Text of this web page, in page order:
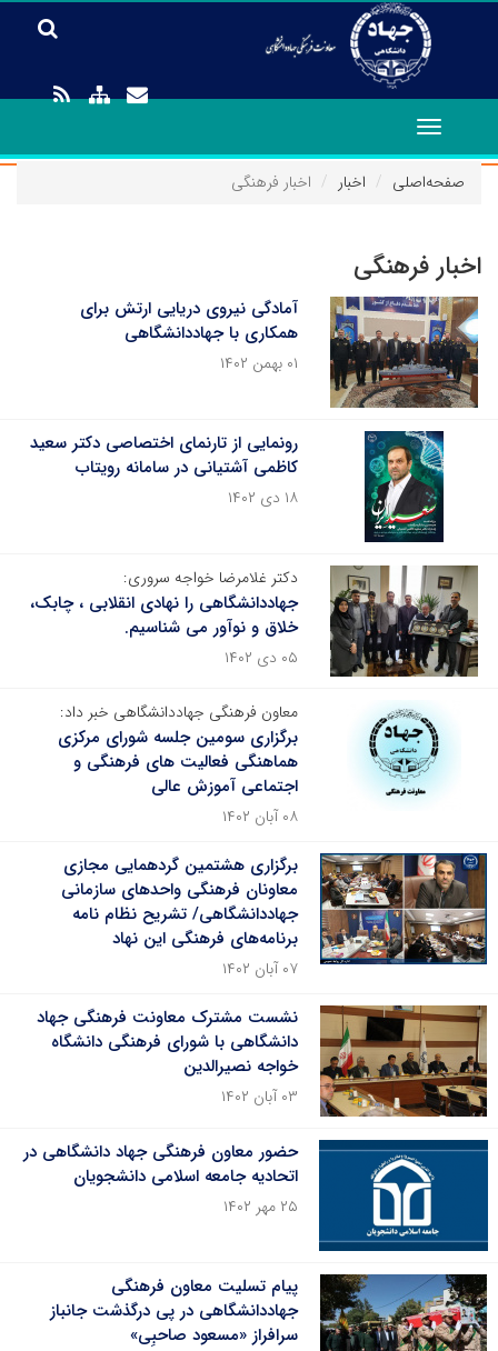
Toggle
navigation
صفحه‌اصلی
اخبار اخبار فرهنگی
اخبار فرهنگی
آمادگی نیروی دریایی ارتش برای
همکاری با جهاددانشگاهی
۰۱ بهمن ۱۴۰۲
رونمایی از تارنمای اختصاصی دکتر سعید
کاظمی آشتیانی در سامانه رویتاب
۱۸ دی ۱۴۰۲
دکتر غلامرضا خواجه سروری:
جهاددانشگاهی را نهادی انقلابی ، چابک،
خلاق و نوآور می شناسیم.
۰۵ دی ۱۴۰۲
معاون فرهنگی جهاددانشگاهی خبر داد:
برگزاری سومین جلسه شورای مرکزی
هماهنگی فعالیت های فرهنگی و
اجتماعی آموزش عالی
۰۸ آبان ۱۴۰۲
برگزاری هشتمین گردهمایی مجازی
معاونان فرهنگی واحدهای سازمانی
جهاددانشگاهی/ تشریح نظام نامه
برنامه‌های فرهنگی این نهاد
۰۷ آبان ۱۴۰۲
نشست مشترک معاونت فرهنگی جهاد
دانشگاهی با شورای فرهنگی دانشگاه
خواجه نصیرالدین
۰۳ آبان ۱۴۰۲
حضور معاون فرهنگی جهاد دانشگاهی در
اتحادیه جامعه اسلامی دانشجویان‌
۲۵ مهر ۱۴۰۲
پیام تسلیت معاون فرهنگی
جهاددانشگاهی در پی درگذشت جانباز
سرافراز «مسعود صاحبِی»